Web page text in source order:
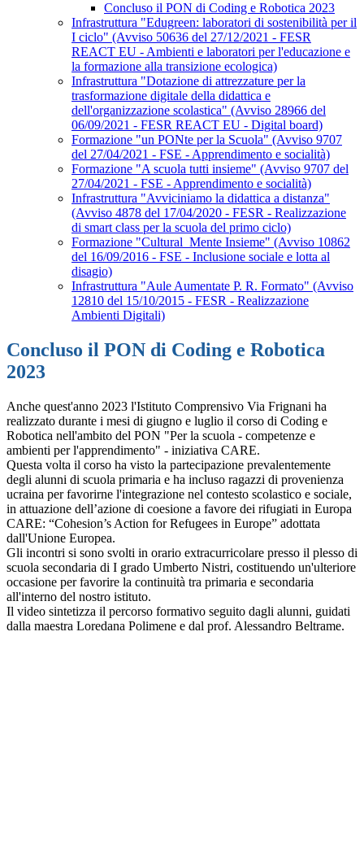
Concluso il PON di Coding e Robotica 2023
Infrastruttura "Edugreen: laboratori di sostenibilità per il
I ciclo" (Avviso 50636 del 27/12/2021 - FESR
REACT EU - Ambienti e laboratori per l'educazione e
la formazione alla transizione ecologica)
Infrastruttura "Dotazione di attrezzature per la
trasformazione digitale della didattica e
dell'organizzazione scolastica" (Avviso 28966 del
06/09/2021 - FESR REACT EU - Digital board)
Formazione "un PONte per la Scuola" (Avviso 9707
del 27/04/2021 - FSE - Apprendimento e socialità)
Formazione "A scuola tutti insieme" (Avviso 9707 del
27/04/2021 - FSE - Apprendimento e socialità)
Infrastruttura "Avviciniamo la didattica a distanza"
(Avviso 4878 del 17/04/2020 - FESR - Realizzazione
di smart class per la scuola del primo ciclo)
Formazione "Cultural_Mente Insieme" (Avviso 10862
del 16/09/2016 - FSE - Inclusione sociale e lotta al
disagio)
Infrastruttura "Aule Aumentate P. R. Formato" (Avviso
12810 del 15/10/2015 - FESR - Realizzazione
Ambienti Digitali)
Concluso il PON di Coding e Robotica
2023
Anche quest'anno 2023 l'Istituto Comprensivo Via Frignani ha
realizzato durante i mesi di giugno e luglio il corso di Coding e
Robotica nell'ambito del PON "Per la scuola - competenze e
ambienti per l'apprendimento" - iniziativa CARE.
Questa volta il corso ha visto la partecipazione prevalentemente
degli alunni di scuola primaria e ha incluso ragazzi di provenienza
ucraina per favorirne l'integrazione nel contesto scolastico e sociale,
in attuazione dell’azione di coesione a favore dei rifugiati in Europa
CARE: “Cohesion’s Action for Refugees in Europe” adottata
dall'Unione Europea.
Gli incontri si sono svolti in orario extracurricolare presso il plesso di
scuola secondaria di I grado Umberto Nistri, costituendo un'ulteriore
occasione per favorire la continuità tra primaria e secondaria
all'interno del nostro istituto.
Il video sintetizza il percorso formativo seguito dagli alunni, guidati
dalla maestra Loredana Polimene e dal prof. Alessandro Beltrame.